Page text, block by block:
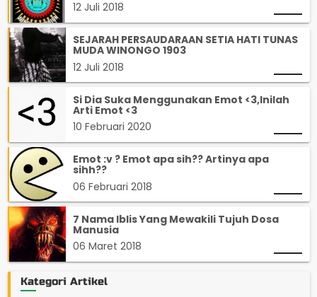
12 Juli 2018
SEJARAH PERSAUDARAAN SETIA HATI TUNAS
MUDA WINONGO 1903
12 Juli 2018
Si Dia Suka Menggunakan Emot <3,Inilah
Arti Emot <3
10 Februari 2020
Emot :v ? Emot apa sih?? Artinya apa
sihh??
06 Februari 2018
7 Nama Iblis Yang Mewakili Tujuh Dosa
Manusia
06 Maret 2018
Kategori Artikel